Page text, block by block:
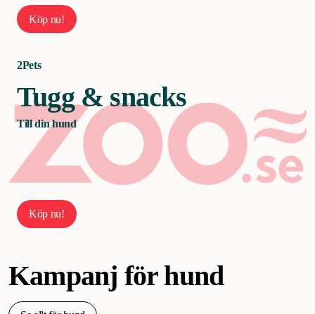
Köp nu!
2Pets
Tugg & snacks
Till din hund
Köp nu!
Kampanj för hund